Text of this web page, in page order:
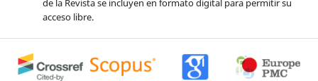
de la Revista se incluyen en formato digital para permitir su
acceso libre.